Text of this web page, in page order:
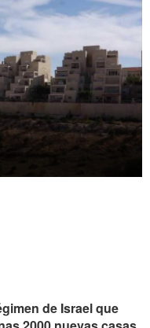
Nexolatino.Canal
de Israel que